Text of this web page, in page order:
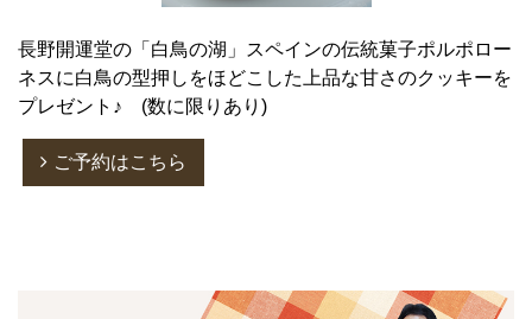
長野開運堂の「白鳥の湖」スペインの伝統菓子ポルポロー
ネスに白鳥の型押しをほどこした上品な甘さのクッキーを
プレゼント♪ (数に限りあり)
ご予約はこちら